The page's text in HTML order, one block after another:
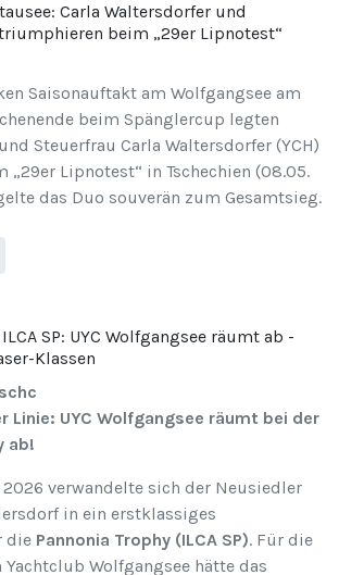
Carla Waltersdorfer und
beim „29er Lipnotest“
Saisonauftakt am Wolfgangsee am
beim Spänglercup legten
Steuerfrau Carla Waltersdorfer (YCH)
„29er Lipnotest“ in Tschechien (08.05.
das Duo souverän zum Gesamtsieg.
SP: UYC Wolfgangsee räumt ab -
Klassen
Linie: UYC Wolfgangsee räumt bei der
ab!
2026 verwandelte sich der Neusiedler
in ein erstklassiges
die Pannonia Trophy (ILCA SP). Für die
Yachtclub Wolfgangsee hätte das